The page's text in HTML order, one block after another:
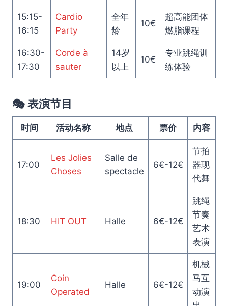
15:15-
16:15
Cardio
Party
全年
龄
10€
超高能团体
燃脂课程
16:30-
17:30
Corde à
sauter
14岁
以上
10€
专业跳绳训
练体验
🎭 表演节目
时间 活动名称 地点 票价 内容
17:00
Les Jolies
Choses
Salle de
spectacle
6€-12€
节拍
器现
代舞
18:30 HIT OUT Halle 6€-12€
跳绳
节奏
艺术
表演
19:00
Coin
Operated
Halle 6€-12€
机械
马互
动演